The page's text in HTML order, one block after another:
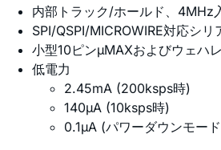
内部トラック/ホールド、4MHz
SPI/QSPI/MICROWIRE対応シリ
小型10ピンµMAXおよびウェハ
低電力
2.45mA (200ksps時)
140µA (10ksps時)
0.1µA (パワーダウンモー